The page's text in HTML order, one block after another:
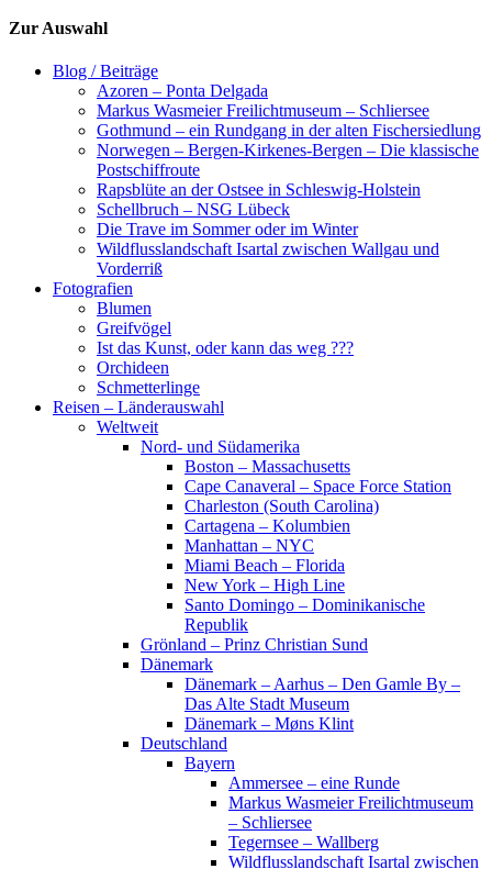
Zur Auswahl
Blog / Beiträge
Azoren – Ponta Delgada
Markus Wasmeier Freilichtmuseum – Schliersee
Gothmund – ein Rundgang in der alten Fischersiedlung
Norwegen – Bergen-Kirkenes-Bergen – Die klassische
Postschiffroute
Rapsblüte an der Ostsee in Schleswig-Holstein
Schellbruch – NSG Lübeck
Die Trave im Sommer oder im Winter
Wildflusslandschaft Isartal zwischen Wallgau und
Vorderriß
Fotografien
Blumen
Greifvögel
Ist das Kunst, oder kann das weg ???
Orchideen
Schmetterlinge
Reisen – Länderauswahl
Weltweit
Nord- und Südamerika
Boston – Massachusetts
Cape Canaveral – Space Force Station
Charleston (South Carolina)
Cartagena – Kolumbien
Manhattan – NYC
Miami Beach – Florida
New York – High Line
Santo Domingo – Dominikanische
Republik
Grönland – Prinz Christian Sund
Dänemark
Dänemark – Aarhus – Den Gamle By –
Das Alte Stadt Museum
Dänemark – Møns Klint
Deutschland
Bayern
Ammersee – eine Runde
Markus Wasmeier Freilichtmuseum
– Schliersee
Tegernsee – Wallberg
Wildflusslandschaft Isartal zwischen